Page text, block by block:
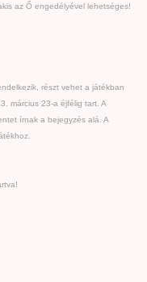
az Ő engedélyével lehetséges!
részt vehet a játékban
március 23-a éjfélig tart. A
írnak a bejegyzés alá. A